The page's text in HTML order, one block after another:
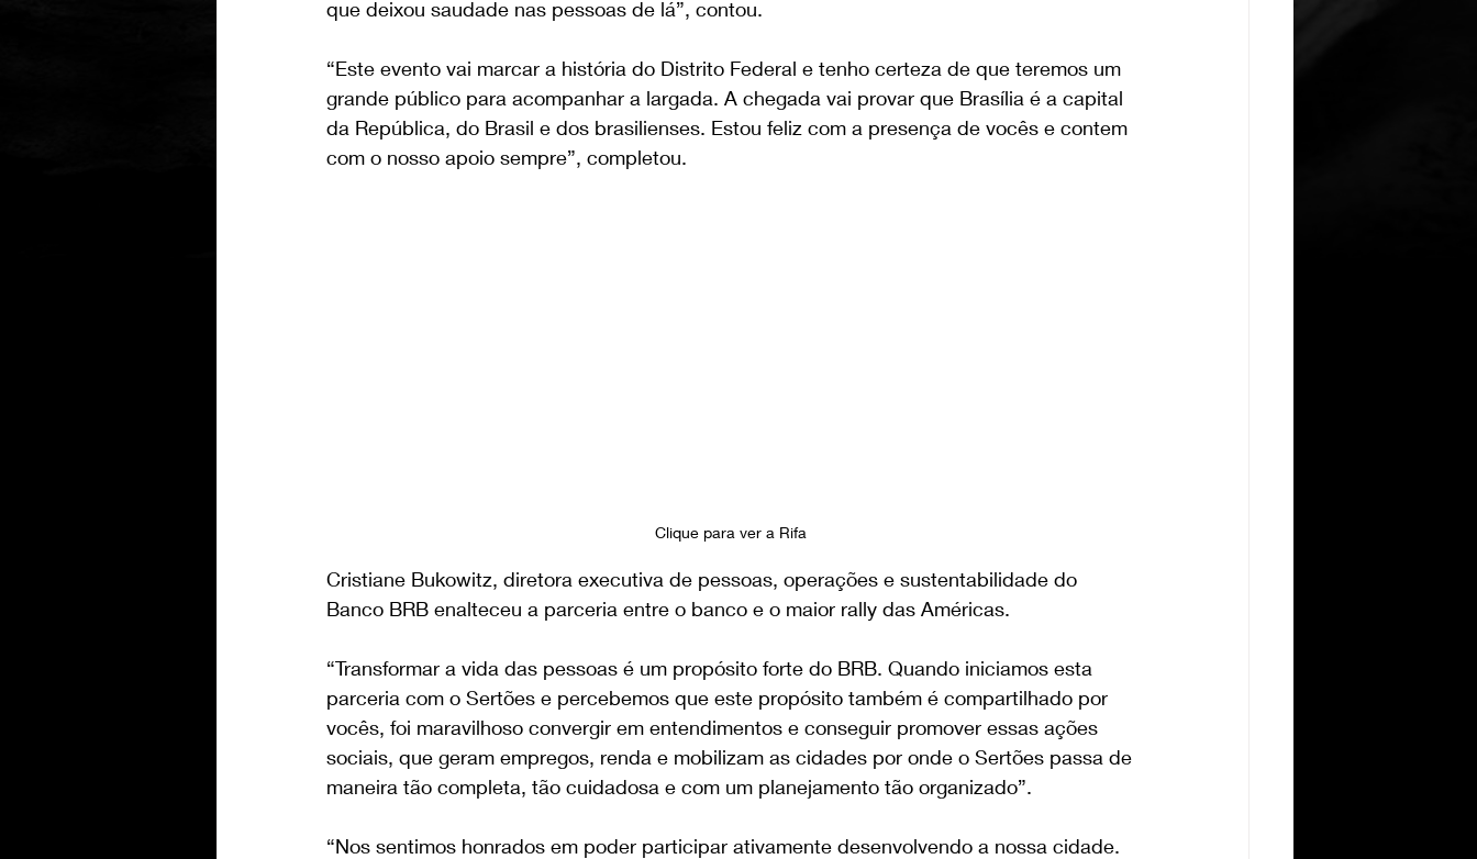
que deixou saudade nas pessoas de lá”, contou.
“Este evento vai marcar a história do Distrito Federal e tenho certeza de que teremos um
grande público para acompanhar a largada. A chegada vai provar que Brasília é a capital
da República, do Brasil e dos brasilienses. Estou feliz com a presença de vocês e contem
com o nosso apoio sempre”, completou.
Clique para ver a Rifa
Cristiane Bukowitz, diretora executiva de pessoas, operações e sustentabilidade do
Banco BRB enalteceu a parceria entre o banco e o maior rally das Américas.
“Transformar a vida das pessoas é um propósito forte do BRB. Quando iniciamos esta
parceria com o Sertões e percebemos que este propósito também é compartilhado por
vocês, foi maravilhoso convergir em entendimentos e conseguir promover essas ações
sociais, que geram empregos, renda e mobilizam as cidades por onde o Sertões passa de
maneira tão completa, tão cuidadosa e com um planejamento tão organizado”.
“Nos sentimos honrados em poder participar ativamente desenvolvendo a nossa cidade.